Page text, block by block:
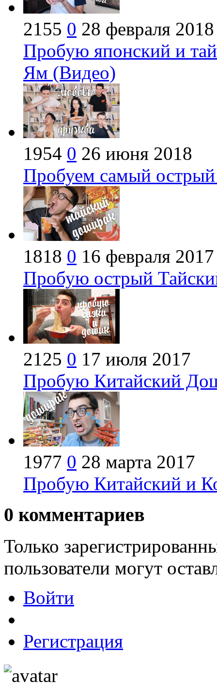
2155 0 28 февраля 2018
Пробую японский и
Ям (Видео)
1954 0 26 июня 2018
Пробуем самый
1818 0 16 февраля 2017
Пробую острый
2125 0 17 июля 2017
Пробую Китайский
1977 0 28 марта 2017
Пробую Китайский и
0 комментариев
Только
пользователи могут
Войти
Регистрация